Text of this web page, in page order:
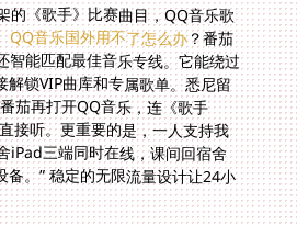
的《歌手》比赛曲目，QQ音乐歌
QQ音乐国外用不了怎么办？番茄
不仅解决访问问题，还智能匹配最佳音乐专线。它能绕过
海外IP限制节点，直接解锁VIP曲库和专属歌单。悉尼留
学生小王分享：“开了番茄再打开QQ音乐，连《歌手
2024》未删减版都能直接听。更重要的是，一人支持我
手机+笔记本电脑+宿舍iPad三端同时在线，课间回宿舍
听歌不需要反复切换设备。” 稳定的无限流量设计让24小